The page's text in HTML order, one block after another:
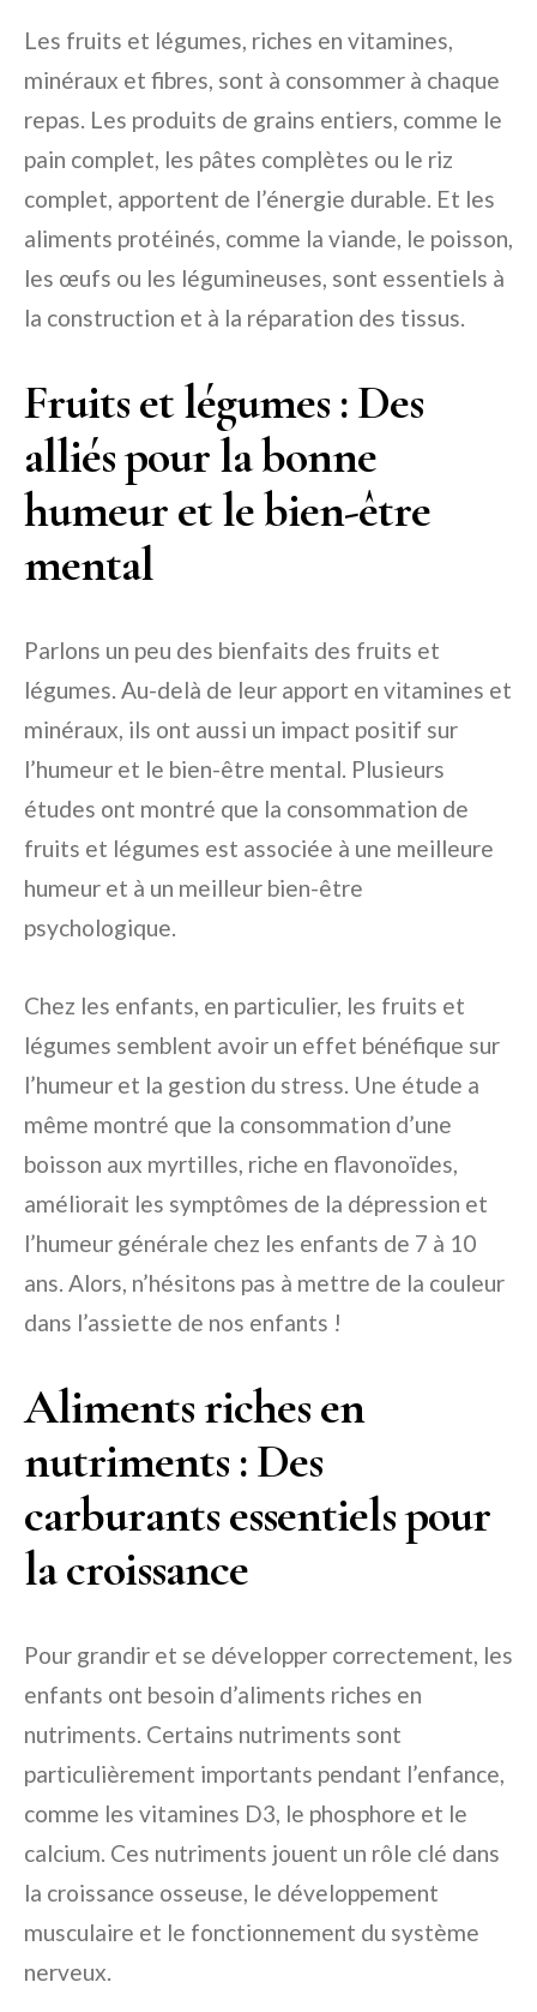
Les fruits et légumes, riches en vitamines,
minéraux et fibres, sont à consommer à chaque
repas. Les produits de grains entiers, comme le
pain complet, les pâtes complètes ou le riz
complet, apportent de l’énergie durable. Et les
aliments protéinés, comme la viande, le poisson,
les œufs ou les légumineuses, sont essentiels à
la construction et à la réparation des tissus.
Fruits et légumes : Des
alliés pour la bonne
humeur et le bien-être
mental
Parlons un peu des bienfaits des fruits et
légumes. Au-delà de leur apport en vitamines et
minéraux, ils ont aussi un impact positif sur
l’humeur et le bien-être mental. Plusieurs
études ont montré que la consommation de
fruits et légumes est associée à une meilleure
humeur et à un meilleur bien-être
psychologique.
Chez les enfants, en particulier, les fruits et
légumes semblent avoir un effet bénéfique sur
l’humeur et la gestion du stress. Une étude a
même montré que la consommation d’une
boisson aux myrtilles, riche en flavonoïdes,
améliorait les symptômes de la dépression et
l’humeur générale chez les enfants de 7 à 10
ans. Alors, n’hésitons pas à mettre de la couleur
dans l’assiette de nos enfants !
Aliments riches en
nutriments : Des
carburants essentiels pour
la croissance
Pour grandir et se développer correctement, les
enfants ont besoin d’aliments riches en
nutriments. Certains nutriments sont
particulièrement importants pendant l’enfance,
comme les vitamines D3, le phosphore et le
calcium. Ces nutriments jouent un rôle clé dans
la croissance osseuse, le développement
musculaire et le fonctionnement du système
nerveux.